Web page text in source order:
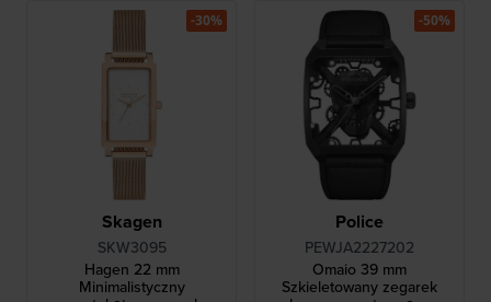
Skagen
SKW3095
Hagen 22 mm
Minimalistyczny
-30%
Police
PEWJA2227202
Omaio 39 mm
Szkieletowany zegarek
-50%